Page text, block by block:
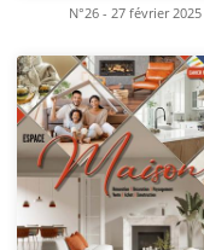
N°26 - 27 février 2025